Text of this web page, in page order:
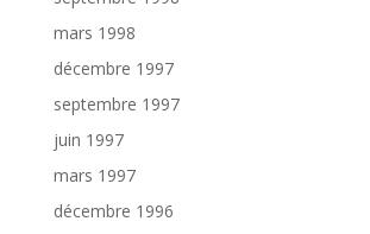
mars 1998
décembre 1997
septembre 1997
juin 1997
mars 1997
décembre 1996